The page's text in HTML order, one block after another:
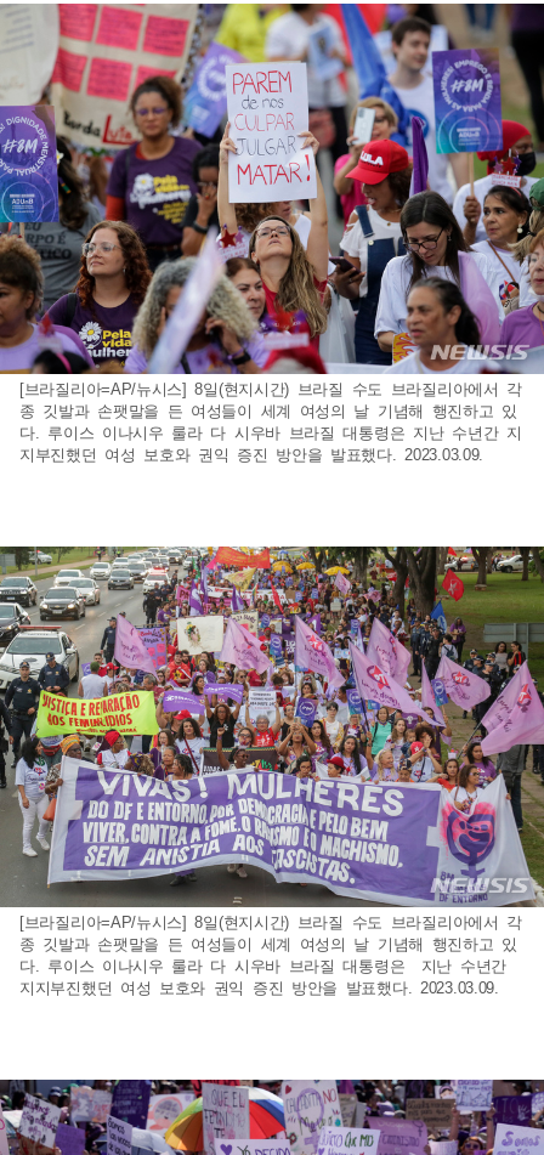
[브라질리아=AP/뉴시스] 8일(현지시간) 브라질 수도 브라질리아에서 각
종 깃발과 손팻말을 든 여성들이 세계 여성의 날 기념해 행진하고 있
다. 루이스 이나시우 룰라 다 시우바 브라질 대통령은 지난 수년간 지
지부진했던 여성 보호와 권익 증진 방안을 발표했다. 2023.03.09.
[브라질리아=AP/뉴시스] 8일(현지시간) 브라질 수도 브라질리아에서 각
종 깃발과 손팻말을 든 여성들이 세계 여성의 날 기념해 행진하고 있
다. 루이스 이나시우 룰라 다 시우바 브라질 대통령은 지난 수년간
지지부진했던 여성 보호와 권익 증진 방안을 발표했다. 2023.03.09.